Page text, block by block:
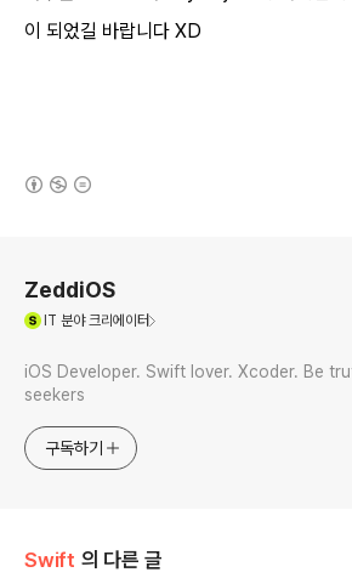
이 되었길 바랍니다 XD
ZeddiOS
IT 분야 크리에이터
iOS Developer. Swift lover. Xcoder. Be truth
seekers
구독하기
Swift 의 다른 글